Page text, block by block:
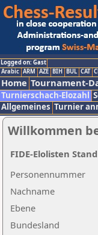
Logged on: Gast
Arabic ARM AZE BIH BUL CAT
Home Tournament-
Turnierschach-Elozahl
Allgemeines Turnier
Willkommen
Nachname
Ebene
Personennummer
Bundesland
FIDE-Elolisten Stand